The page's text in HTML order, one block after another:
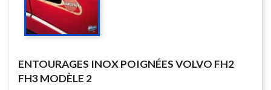
ENTOURAGES INOX POIGNÉES VOLVO FH2
FH3 MODÈLE 2